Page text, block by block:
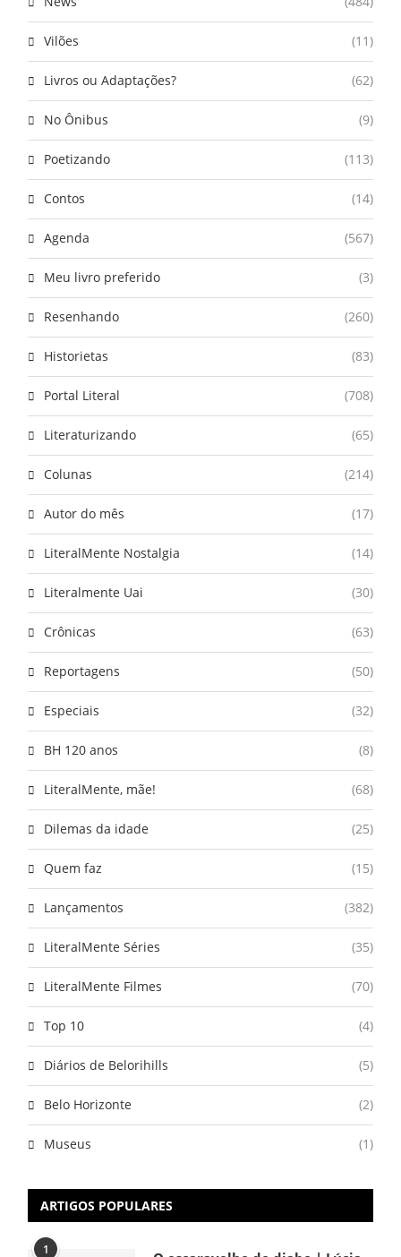
Vilões (11)
Livros ou Adaptações? (62)
No Ônibus (9)
Poetizando (113)
Contos (14)
Agenda (567)
Meu livro preferido (3)
Resenhando (260)
Historietas (83)
Portal Literal (708)
Literaturizando (65)
Colunas (214)
Autor do mês (17)
LiteralMente Nostalgia (14)
Literalmente Uai (30)
Crônicas (63)
Reportagens (50)
Especiais (32)
BH 120 anos (8)
LiteralMente, mãe! (68)
Dilemas da idade (25)
Quem faz (15)
Lançamentos (382)
LiteralMente Séries (35)
LiteralMente Filmes (70)
Top 10 (4)
Diários de Belorihills (5)
Belo Horizonte (2)
Museus (1)
ARTIGOS POPULARES
1